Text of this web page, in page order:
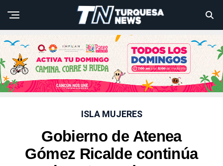
ISLA MUJERES
Gobierno de Atenea
Gómez Ricalde continúa